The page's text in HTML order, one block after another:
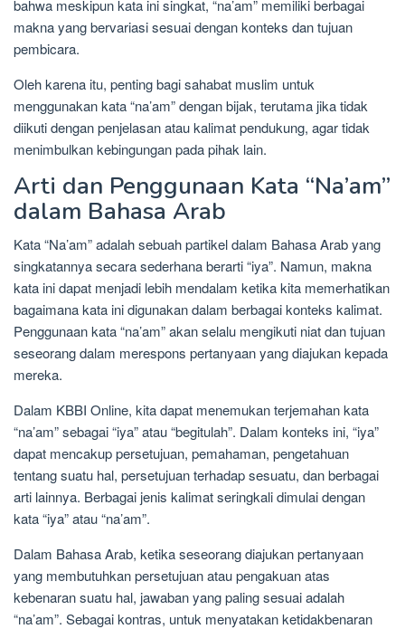
bahwa meskipun kata ini singkat, “na’am” memiliki berbagai
makna yang bervariasi sesuai dengan konteks dan tujuan
pembicara.
Oleh karena itu, penting bagi sahabat muslim untuk
menggunakan kata “na’am” dengan bijak, terutama jika tidak
diikuti dengan penjelasan atau kalimat pendukung, agar tidak
menimbulkan kebingungan pada pihak lain.
Arti dan Penggunaan Kata “Na’am”
dalam Bahasa Arab
Kata “Na’am” adalah sebuah partikel dalam Bahasa Arab yang
singkatannya secara sederhana berarti “iya”. Namun, makna
kata ini dapat menjadi lebih mendalam ketika kita memerhatikan
bagaimana kata ini digunakan dalam berbagai konteks kalimat.
Penggunaan kata “na’am” akan selalu mengikuti niat dan tujuan
seseorang dalam merespons pertanyaan yang diajukan kepada
mereka.
Dalam KBBI Online, kita dapat menemukan terjemahan kata
“na’am” sebagai “iya” atau “begitulah”. Dalam konteks ini, “iya”
dapat mencakup persetujuan, pemahaman, pengetahuan
tentang suatu hal, persetujuan terhadap sesuatu, dan berbagai
arti lainnya. Berbagai jenis kalimat seringkali dimulai dengan
kata “iya” atau “na’am”.
Dalam Bahasa Arab, ketika seseorang diajukan pertanyaan
yang membutuhkan persetujuan atau pengakuan atas
kebenaran suatu hal, jawaban yang paling sesuai adalah
“na’am”. Sebagai kontras, untuk menyatakan ketidakbenaran